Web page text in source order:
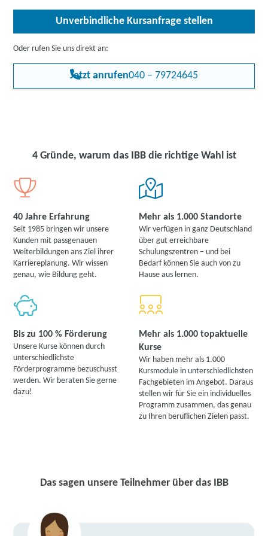
Unverbindliche Kursanfrage stellen
Oder rufen Sie uns direkt an:
Jetzt anrufen040 – 79724645
4 Gründe, warum das IBB die richtige Wahl ist
40 Jahre Erfahrung
Seit 1985 bringen wir unsere
Kunden mit passgenauen
Weiterbildungen ans Ziel ihrer
Karriereplanung. Wir wissen
genau, wie Bildung geht.
Mehr als 1.000 Standorte
Wir verfügen in ganz Deutschland
über gut erreichbare
Schulungszentren – und bei
Bedarf können Sie auch von zu
Hause aus lernen.
Bis zu 100 % Förderung
Unsere Kurse können durch
unterschiedlichste
Förderprogramme bezuschusst
werden. Wir beraten Sie gerne
dazu!
Mehr als 1.000 topaktuelle
Kurse
Wir haben mehr als 1.000
Kursmodule in unterschiedlichsten
Fachgebieten im Angebot. Daraus
stellen wir für Sie ein individuelles
Programm zusammen, das genau
zu Ihren beruflichen Zielen passt.
Das sagen unsere Teilnehmer über das IBB